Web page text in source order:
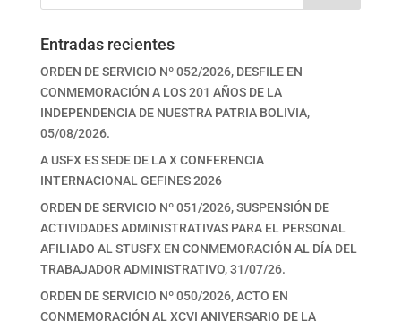
Entradas recientes
ORDEN DE SERVICIO Nº 052/2026, DESFILE EN
CONMEMORACIÓN A LOS 201 AÑOS DE LA
INDEPENDENCIA DE NUESTRA PATRIA BOLIVIA,
05/08/2026.
A USFX ES SEDE DE LA X CONFERENCIA
INTERNACIONAL GEFINES 2026
ORDEN DE SERVICIO Nº 051/2026, SUSPENSIÓN DE
ACTIVIDADES ADMINISTRATIVAS PARA EL PERSONAL
AFILIADO AL STUSFX EN CONMEMORACIÓN AL DÍA DEL
TRABAJADOR ADMINISTRATIVO, 31/07/26.
ORDEN DE SERVICIO Nº 050/2026, ACTO EN
CONMEMORACIÓN AL XCVI ANIVERSARIO DE LA